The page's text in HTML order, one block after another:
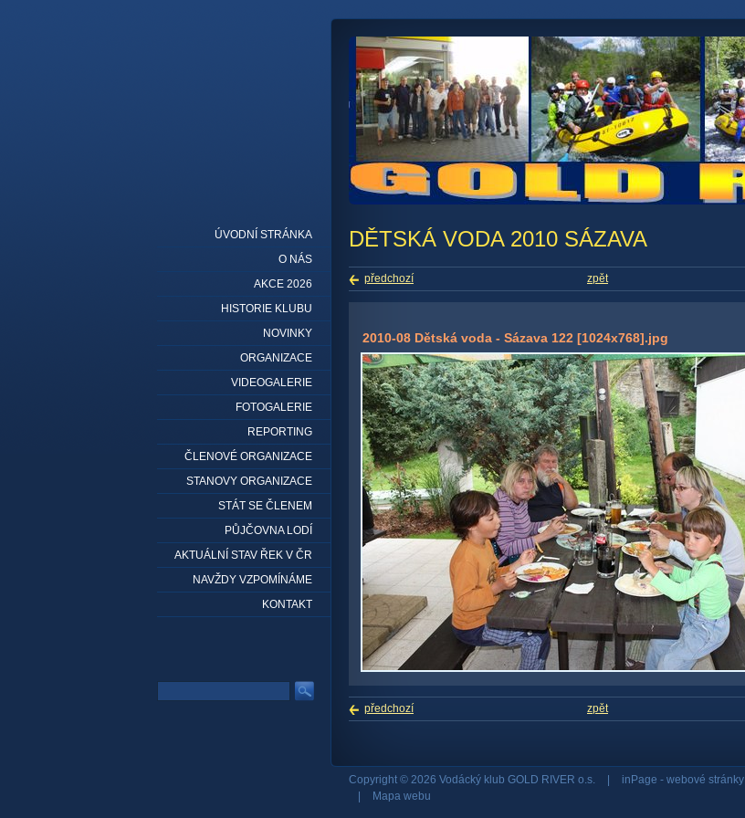
DĚTSKÁ VODA 2010 SÁZAVA
předchozí zpět
2010-08 Dětská voda - Sázava 122 [1024x768].jpg
předchozí zpět
ÚVODNÍ STRÁNKA
O NÁS
AKCE 2026
HISTORIE KLUBU
NOVINKY
ORGANIZACE
VIDEOGALERIE
FOTOGALERIE
REPORTING
ČLENOVÉ ORGANIZACE
STANOVY ORGANIZACE
STÁT SE ČLENEM
PŮJČOVNA LODÍ
AKTUÁLNÍ STAV ŘEK V ČR
NAVŽDY VZPOMÍNÁME
KONTAKT
Copyright © 2026 Vodácký klub GOLD RIVER o.s. inPage - webové stránky
Mapa webu